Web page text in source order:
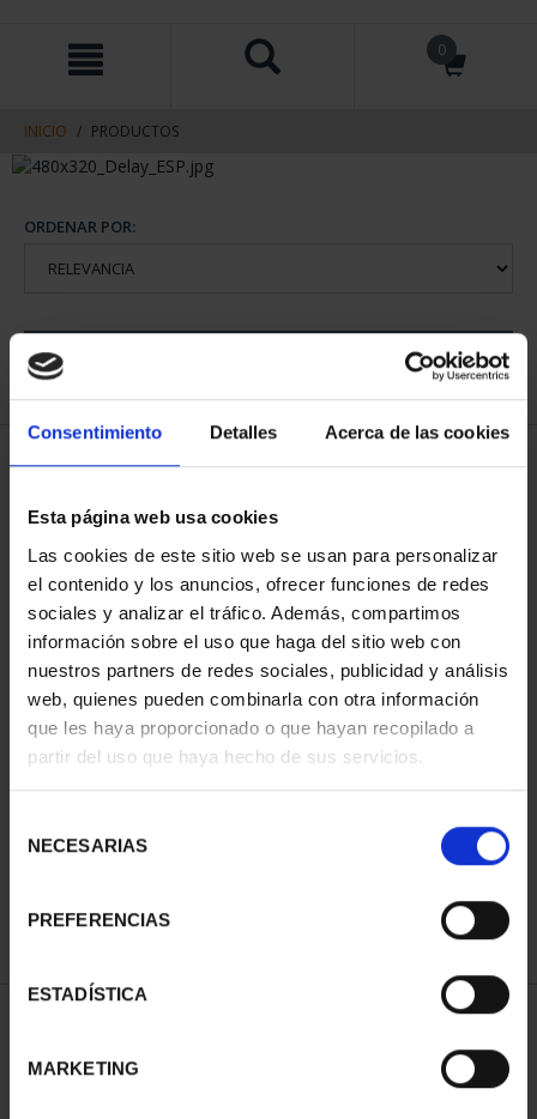
Consentimiento Detalles Acerca de las cookies
Esta página web usa cookies
Las cookies de este sitio web se usan para personalizar
el contenido y los anuncios, ofrecer funciones de redes
sociales y analizar el tráfico. Además, compartimos
información sobre el uso que haga del sitio web con
nuestros partners de redes sociales, publicidad y análisis
web, quienes pueden combinarla con otra información
que les haya proporcionado o que hayan recopilado a
partir del uso que haya hecho de sus servicios.
NECESARIAS
PREFERENCIAS
ESTADÍSTICA
MARKETING
contenido
navegacin
0
INICIO PRODUCTOS
ORDENAR POR:
1 Productos encontrados
140,00 €